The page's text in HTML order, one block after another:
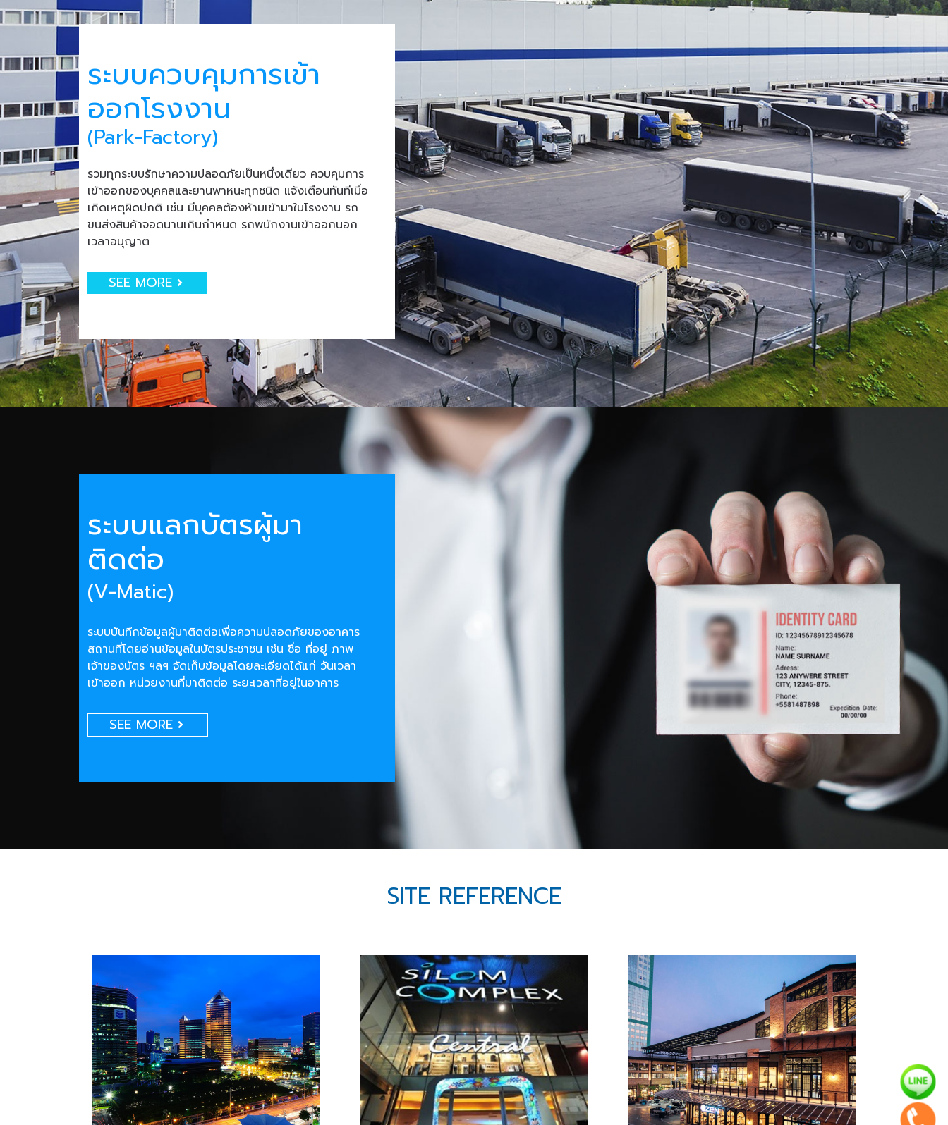
ระบบควบคุมการเข้า
ออกโรงงาน
(Park-Factory)
รวมทุกระบบรักษาความปลอดภัยเป็นหนึ่งเดียว ควบคุมการ
เข้าออกของบุคคลและยานพาหนะทุกชนิด แจ้งเตือนทันทีเมื่อ
เกิดเหตุผิดปกติ เช่น มีบุคคลต้องห้ามเข้ามาในโรงงาน รถ
ขนส่งสินค้าจอดนานเกินกำหนด รถพนักงานเข้าออกนอก
เวลาอนุญาต
SEE MORE
ระบบแลกบัตรผู้มา
ติดต่อ
(V-Matic)
ระบบบันทึกข้อมูลผู้มาติดต่อเพื่อความปลอดภัยของอาคาร
สถานที่โดยอ่านข้อมูลในบัตรประชาชน เช่น ชื่อ ที่อยู่ ภาพ
เจ้าของบัตร ฯลฯ จัดเก็บข้อมูลโดยละเอียดได้แก่ วันเวลา
เข้าออก หน่วยงานที่มาติดต่อ ระยะเวลาที่อยู่ในอาคาร
SEE MORE
SITE REFERENCE